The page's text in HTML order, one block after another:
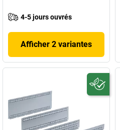
4-5 jours ouvrés
Afficher 2 variantes